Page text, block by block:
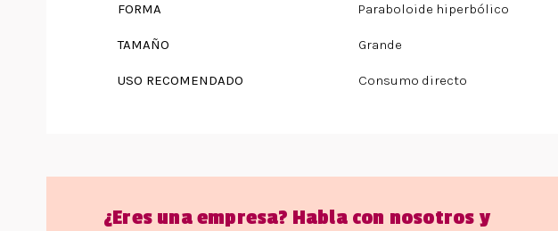
FORMA Paraboloide hiperbólico
TAMAÑO Grande
USO RECOMENDADO Consumo directo
¿Eres una empresa? Habla con nosotros y